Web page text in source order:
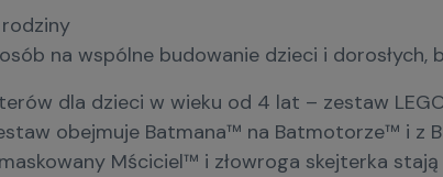
na wspólne budowanie dzieci i
dla dzieci w wieku od 4 lat – zestaw
obejmuje Batmana™ na Batmotorze™ i z
Mściciel™ i złowroga skejterka